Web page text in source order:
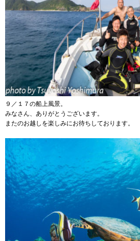
９／１７の船上風景。
みなさん、ありがとうございます。
またのお越しを楽しみにお待ちしております。